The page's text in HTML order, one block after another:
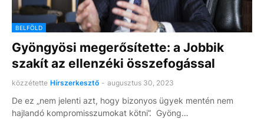
BELFÖLD
Gyöngyösi megerősítette: a Jobbik
szakít az ellenzéki összefogással
közzétette Hírszerkesztő - augusztus 30, 2023
De ez „nem jelenti azt, hogy bizonyos ügyek mentén nem
hajlandó kompromisszumokat kötni”. Gyöng…